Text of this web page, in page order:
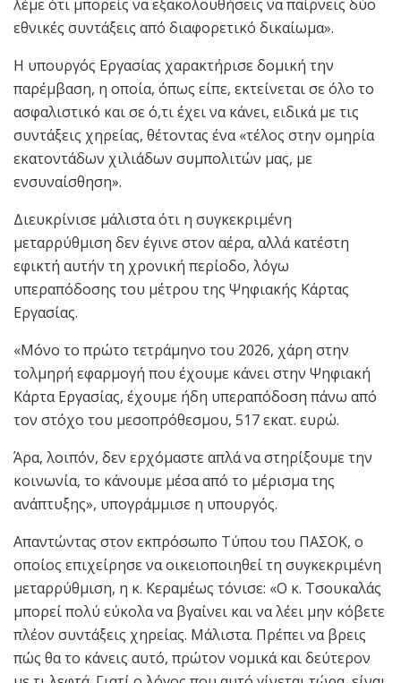
λέμε ότι μπορείς να εξακολουθήσεις να παίρνεις δύο
εθνικές συντάξεις από διαφορετικό δικαίωμα».
Η υπουργός Εργασίας χαρακτήρισε δομική την
παρέμβαση, η οποία, όπως είπε, εκτείνεται σε όλο το
ασφαλιστικό και σε ό,τι έχει να κάνει, ειδικά με τις
συντάξεις χηρείας, θέτοντας ένα «τέλος στην ομηρία
εκατοντάδων χιλιάδων συμπολιτών μας, με
ενσυναίσθηση».
Διευκρίνισε μάλιστα ότι η συγκεκριμένη
μεταρρύθμιση δεν έγινε στον αέρα, αλλά κατέστη
εφικτή αυτήν τη χρονική περίοδο, λόγω
υπεραπόδοσης του μέτρου της Ψηφιακής Κάρτας
Εργασίας.
«Μόνο το πρώτο τετράμηνο του 2026, χάρη στην
τολμηρή εφαρμογή που έχουμε κάνει στην Ψηφιακή
Κάρτα Εργασίας, έχουμε ήδη υπεραπόδοση πάνω από
τον στόχο του μεσοπρόθεσμου, 517 εκατ. ευρώ.
Άρα, λοιπόν, δεν ερχόμαστε απλά να στηρίξουμε την
κοινωνία, το κάνουμε μέσα από το μέρισμα της
ανάπτυξης», υπογράμμισε η υπουργός.
Απαντώντας στον εκπρόσωπο Τύπου του ΠΑΣΟΚ, ο
οποίος επιχείρησε να οικειοποιηθεί τη συγκεκριμένη
μεταρρύθμιση, η κ. Κεραμέως τόνισε: «Ο κ. Τσουκαλάς
μπορεί πολύ εύκολα να βγαίνει και να λέει μην κόβετε
πλέον συντάξεις χηρείας. Μάλιστα. Πρέπει να βρεις
πώς θα το κάνεις αυτό, πρώτον νομικά και δεύτερον